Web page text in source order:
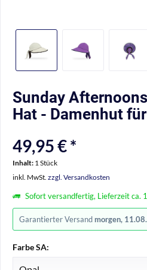
Sunday
Hat - Damenhut
49,95 € *
Inhalt: 1 Stück
inkl. MwSt. zzgl. Versandkosten
Sofort versandfertig, Lieferzeit ca.
Garantierter Versand morgen,
Farbe SA: